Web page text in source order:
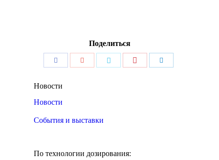
Поделиться
ПоделитьсяПоделиться
Поделиться
Новости
Новости
События и выставки
По технологии дозирования: